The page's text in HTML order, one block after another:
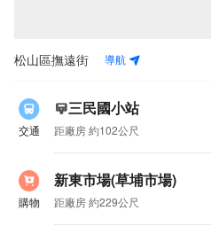
松山區撫遠街 導航
交通
三民國小站
距廠房 約102公尺
購物
新東市場(草埔市場)
距廠房 約229公尺